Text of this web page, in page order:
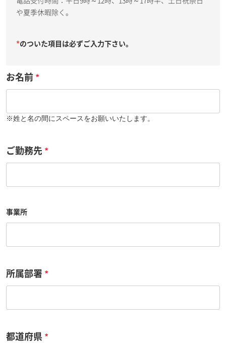
や夏季休暇除く。
*のついた項目は必ずご入力下さい。
お名前
※姓と名の間にスペースをお願いいたします。
ご勤務先
事業所
所属部署
都道府県